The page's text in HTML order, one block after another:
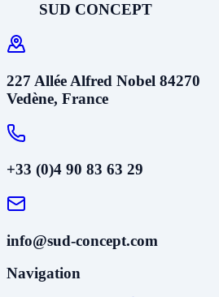
SUD CONCEPT
227 Allée Alfred Nobel 84270
Vedène, France
+33 (0)4 90 83 63 29
info@sud-concept.com
Navigation